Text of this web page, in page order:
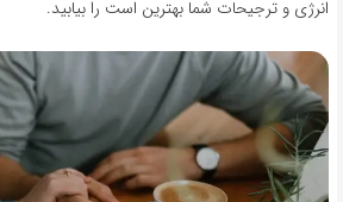
انرژی و ترجیحات شما بهترین است را بیابید.